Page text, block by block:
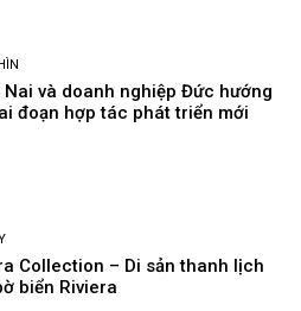
và doanh nghiệp Đức hướng
đoạn hợp tác phát triển mới
Collection – Di sản thanh lịch
biển Riviera